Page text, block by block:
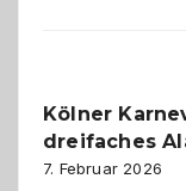
Kölner
dreifaches
7. Februar 2026